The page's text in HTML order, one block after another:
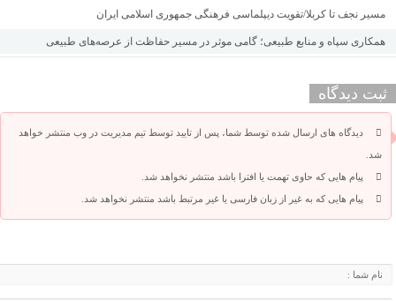
مسیر نجف تا کربلا/تقویت دیپلماسی فرهنگی جمهوری اسلامی ایران
همکاری سپاه و منابع طبیعی؛ گامی موثر در مسیر حفاظت از عرصه‌های طبیعی
ثبت دیدگاه
دیدگاه های ارسال شده توسط شما، پس از تایید توسط تیم مدیریت در وب منتشر خواهد
شد.
پیام هایی که حاوی تهمت یا افترا باشد منتشر نخواهد شد.
پیام هایی که به غیر از زبان فارسی یا غیر مرتبط باشد منتشر نخواهد شد.